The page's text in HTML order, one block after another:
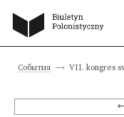
События VII. kongres